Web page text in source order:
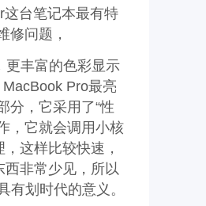
台笔记本最有特
修问题，
更丰富的色彩显示
Pro最亮
分，它采用了“性
，它就会调用小核
这样比较快速，
西非常少见，所以
划时代的意义。